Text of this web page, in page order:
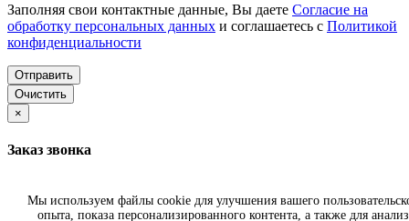
Мы используем файлы cookie для улучшения вашего
опыта, показа персонализированного контента, а также для
Заполняя свои контактные данные, Вы даете Согласие на
обработку персональных данных и соглашаетесь с Политикой
конфиденциальности
Отправить
Очистить
×
Заказ звонка